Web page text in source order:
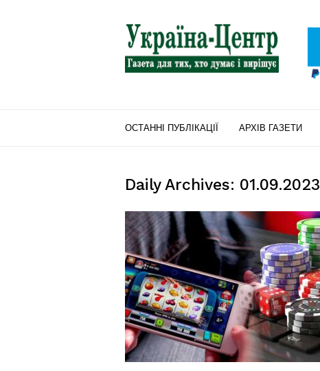
"Україна-
Центр"
ОСТАННІ ПУБЛІКАЦІЇ АРХІВ ГАЗЕТИ
Daily Archives: 01.09.2023